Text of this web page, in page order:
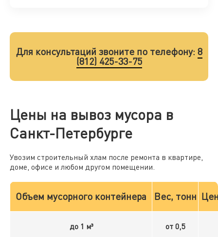
Для консультаций звоните по телефону: 8
(812) 425-33-75
Цены на вывоз мусора в
Санкт-Петербурге
Увозим строительный хлам после ремонта в квартире,
доме, офисе и любом другом помещении.
Объем мусорного контейнера Вес, тонн
до 1 м³ от 0,5